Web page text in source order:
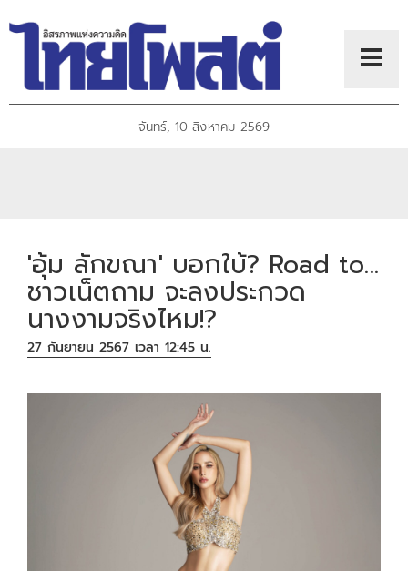
จันทร์, 10 สิงหาคม 2569
'อุ้ม ลักขณา' บอกใบ้? Road to...
ชาวเน็ตถาม จะลงประกวด
นางงามจริงไหม!?
27 กันยายน 2567 เวลา 12:45 น.